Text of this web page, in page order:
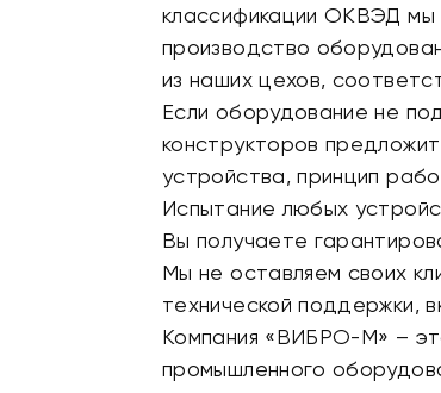
классификации ОКВЭД мы
производство
из наших цехов,
Если оборудование не
конструкторов
устройства, принцип
Испытание любых
Вы получаете
Мы не оставляем своих
технической поддержки,
Компания «ВИБРО-М» –
промышленного